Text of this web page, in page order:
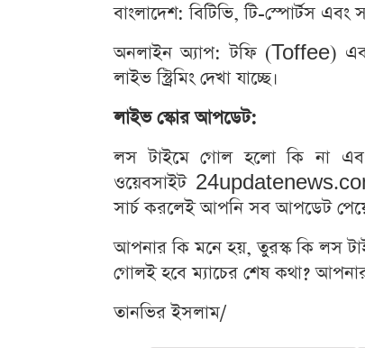
বাংলাদেশ: বিটিভি, টি-স্পোর্টস এবং
অনলাইন অ্যাপ: টফি (Toffee)
লাইভ স্ট্রিমিং দেখা যাচ্ছে।
লাইভ স্কোর আপডেট:
লস টাইমে গোল হলো কি না
ওয়েবসাইট
সার্চ করলেই আপনি সব আপডেট
আপনার কি মনে হয়, তুরস্ক কি লস
গোলই হবে ম্যাচের শেষ কথা?
তানভির ইসলাম/